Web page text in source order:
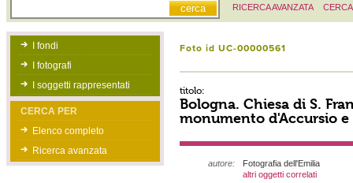
RICERCA AVANZATA
I fondi
I fotografi
I soggetti rappresentati
CERCA PER
Elenco completo
Ricerca avanzata
Foto id UC-00000561
titolo:
Bologna. Chiesa di S.
monumento d'Accursio e
autore:
Fotografia dell'Emilia
altri oggetti correlati